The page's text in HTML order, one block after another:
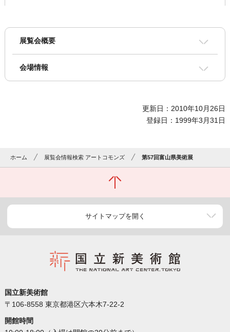
展覧会概要
会場情報
更新日：2010年10月26日
登録日：1999年3月31日
ホーム 展覧会情報検索 アートコモンズ 第57回富山県美術展
サイトマップを開く
国立新美術館
〒106-8558 東京都港区六本木7-22-2
開館時間